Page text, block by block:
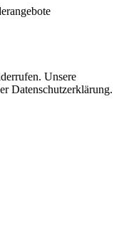
Unsere
Datenschutzerklärung.